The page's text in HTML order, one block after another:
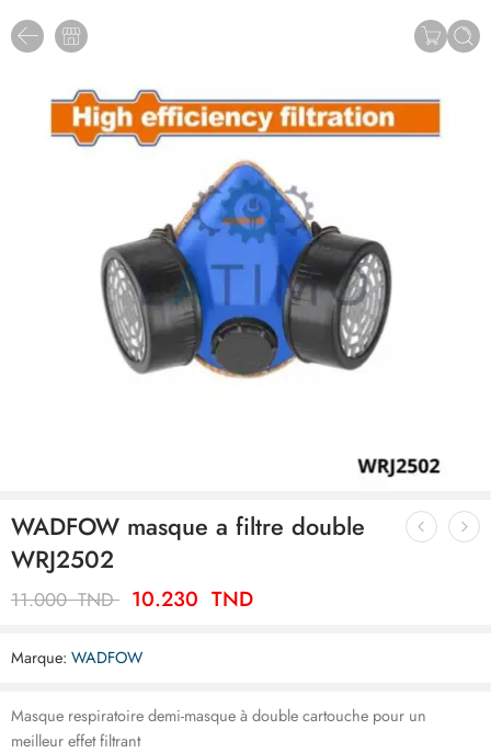
WADFOW masque a filtre double
WRJ2502
11.000TND 10.230 TND
Marque: WADFOW
Masque respiratoire demi-masque à double cartouche pour un
meilleur effet filtrant